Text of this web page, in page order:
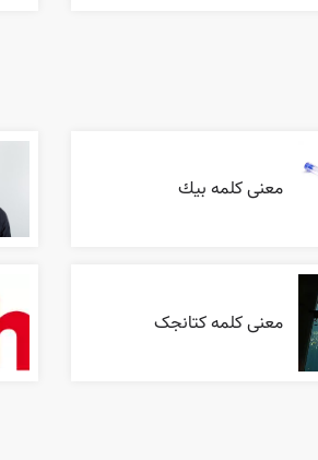
معنی کلمه بيك
معنی کلمه کتانجک